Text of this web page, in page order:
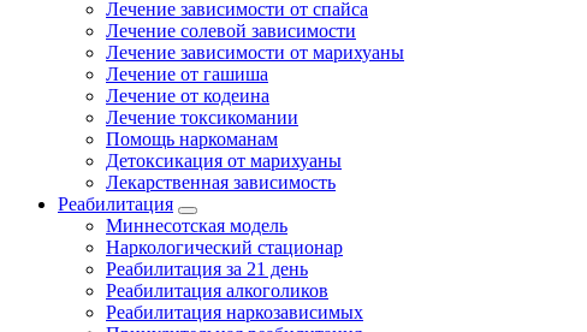
Лечение зависимости от спайса
Лечение солевой зависимости
Лечение зависимости от марихуаны
Лечение от гашиша
Лечение от кодеина
Лечение токсикомании
Помощь наркоманам
Детоксикация от марихуаны
Лекарственная зависимость
Реабилитация
Миннесотская модель
Наркологический стационар
Реабилитация за 21 день
Реабилитация алкоголиков
Реабилитация наркозависимых